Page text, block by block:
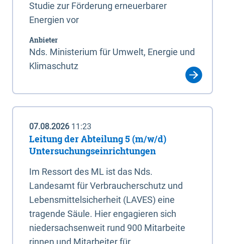
Studie zur Förderung erneuerbarer
Energien vor
Anbieter
Nds. Ministerium für Umwelt, Energie und
Klimaschutz
07.08.2026 11:23
Leitung der Abteilung 5 (m/w/d)
Untersuchungseinrichtungen
Im Ressort des ML ist das Nds.
Landesamt für Verbraucherschutz und
Lebensmittelsicherheit (LAVES) eine
tragende Säule. Hier engagieren sich
niedersachsenweit rund 900 Mitarbeite